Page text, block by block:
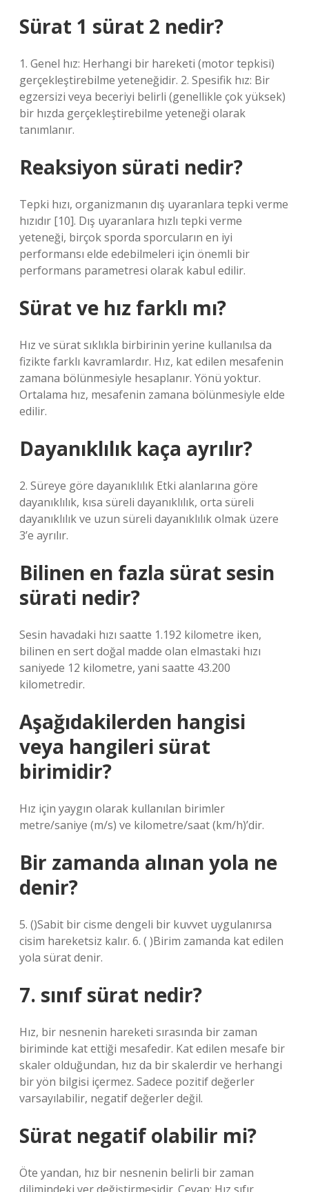
Sürat 1 sürat 2 nedir?
1. Genel hız: Herhangi bir hareketi (motor tepkisi)
gerçekleştirebilme yeteneğidir. 2. Spesifik hız: Bir
egzersizi veya beceriyi belirli (genellikle çok yüksek)
bir hızda gerçekleştirebilme yeteneği olarak
tanımlanır.
Reaksiyon sürati nedir?
Tepki hızı, organizmanın dış uyaranlara tepki verme
hızıdır [10]. Dış uyaranlara hızlı tepki verme
yeteneği, birçok sporda sporcuların en iyi
performansı elde edebilmeleri için önemli bir
performans parametresi olarak kabul edilir.
Sürat ve hız farklı mı?
Hız ve sürat sıklıkla birbirinin yerine kullanılsa da
fizikte farklı kavramlardır. Hız, kat edilen mesafenin
zamana bölünmesiyle hesaplanır. Yönü yoktur.
Ortalama hız, mesafenin zamana bölünmesiyle elde
edilir.
Dayanıklılık kaça ayrılır?
2. Süreye göre dayanıklılık Etki alanlarına göre
dayanıklılık, kısa süreli dayanıklılık, orta süreli
dayanıklılık ve uzun süreli dayanıklılık olmak üzere
3’e ayrılır.
Bilinen en fazla sürat sesin
sürati nedir?
Sesin havadaki hızı saatte 1.192 kilometre iken,
bilinen en sert doğal madde olan elmastaki hızı
saniyede 12 kilometre, yani saatte 43.200
kilometredir.
Aşağıdakilerden hangisi
veya hangileri sürat
birimidir?
Hız için yaygın olarak kullanılan birimler
metre/saniye (m/s) ve kilometre/saat (km/h)’dir.
Bir zamanda alınan yola ne
denir?
5. ()Sabit bir cisme dengeli bir kuvvet uygulanırsa
cisim hareketsiz kalır. 6. ( )Birim zamanda kat edilen
yola sürat denir.
7. sınıf sürat nedir?
Hız, bir nesnenin hareketi sırasında bir zaman
biriminde kat ettiği mesafedir. Kat edilen mesafe bir
skaler olduğundan, hız da bir skalerdir ve herhangi
bir yön bilgisi içermez. Sadece pozitif değerler
varsayılabilir, negatif değerler değil.
Sürat negatif olabilir mi?
Öte yandan, hız bir nesnenin belirli bir zaman